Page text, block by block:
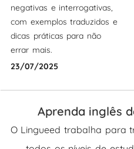
negativas e interrogativas,
com exemplos traduzidos e
dicas práticas para não
errar mais.
23/07/2025
Aprenda inglês
O Lingueed trabalha para